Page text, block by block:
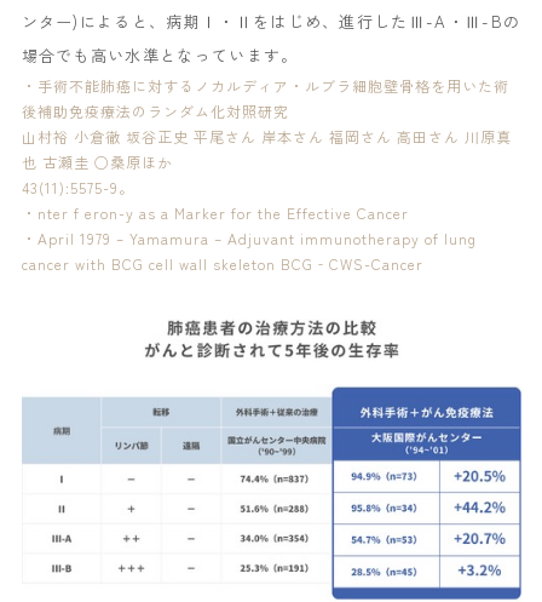
ンター)によると、病期Ⅰ・Ⅱをはじめ、進行したⅢ-A・Ⅲ-Bの
場合でも高い水準となっています。
・手術不能肺癌に対するノカルディア・ルブラ細胞壁骨格を用いた術
後補助免疫療法のランダム化対照研究
山村裕 小倉徹 坂谷正史 平尾さん 岸本さん 福岡さん 高田さん 川原真
也 古瀬圭 ○桑原ほか
43(11):5575-9。
・nter f eron-y as a Marker for the Effective Cancer
・April 1979 – Yamamura – Adjuvant immunotherapy of lung
cancer with BCG cell wall skeleton BCG‐CWS-Cancer